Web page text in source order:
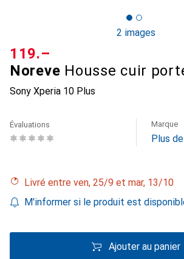
2 images
Noreve Housse cuir
Sony Xperia 10 Plus
CHF
119.–
Évaluations Marque
Plus
Livré entre ven, 25/9 et mar, 13/10
M'informer si le produit est
Ajouter au panier